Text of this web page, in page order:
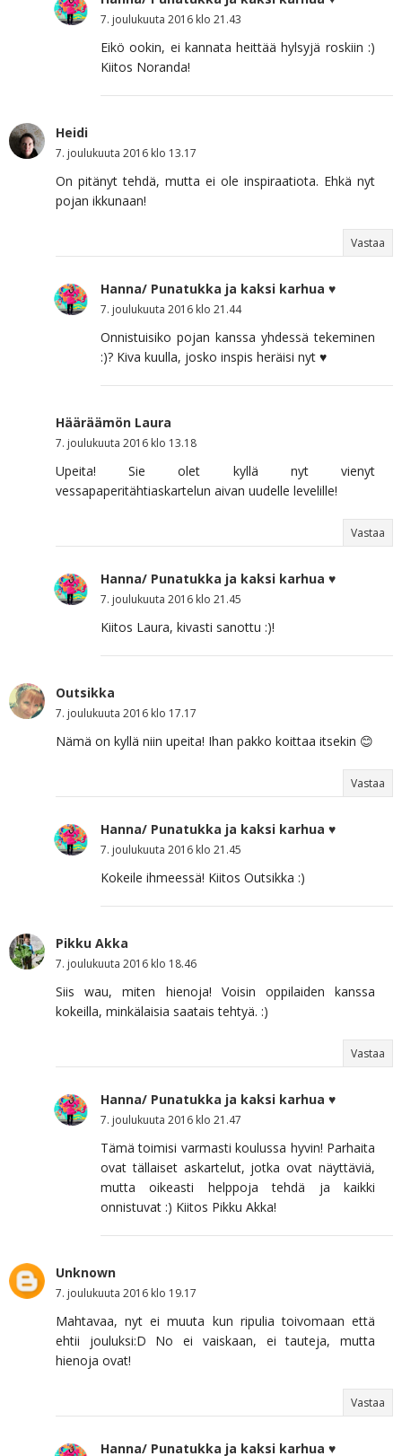
7. joulukuuta 2016 klo 21.43
Eikö ookin, ei kannata heittää hylsyjä roskiin :)
Kiitos Noranda!
Heidi
7. joulukuuta 2016 klo 13.17
On pitänyt tehdä, mutta ei ole inspiraatiota. Ehkä nyt
pojan ikkunaan!
Vastaa
Hanna/ Punatukka ja kaksi karhua ♥
7. joulukuuta 2016 klo 21.44
Onnistuisiko pojan kanssa yhdessä tekeminen
:)? Kiva kuulla, josko inspis heräisi nyt ♥
Hääräämön Laura
7. joulukuuta 2016 klo 13.18
Upeita! Sie olet kyllä nyt vienyt
vessapaperitähtiaskartelun aivan uudelle levelille!
Vastaa
Hanna/ Punatukka ja kaksi karhua ♥
7. joulukuuta 2016 klo 21.45
Kiitos Laura, kivasti sanottu :)!
Outsikka
7. joulukuuta 2016 klo 17.17
Nämä on kyllä niin upeita! Ihan pakko koittaa itsekin 😊
Vastaa
Hanna/ Punatukka ja kaksi karhua ♥
7. joulukuuta 2016 klo 21.45
Kokeile ihmeessä! Kiitos Outsikka :)
Pikku Akka
7. joulukuuta 2016 klo 18.46
Siis wau, miten hienoja! Voisin oppilaiden kanssa
kokeilla, minkälaisia saatais tehtyä. :)
Vastaa
Hanna/ Punatukka ja kaksi karhua ♥
7. joulukuuta 2016 klo 21.47
Tämä toimisi varmasti koulussa hyvin! Parhaita
ovat tällaiset askartelut, jotka ovat näyttäviä,
mutta oikeasti helppoja tehdä ja kaikki
onnistuvat :) Kiitos Pikku Akka!
Unknown
7. joulukuuta 2016 klo 19.17
Mahtavaa, nyt ei muuta kun ripulia toivomaan että
ehtii jouluksi:D No ei vaiskaan, ei tauteja, mutta
hienoja ovat!
Vastaa
Hanna/ Punatukka ja kaksi karhua ♥